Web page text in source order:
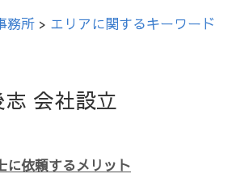
務所 > エリアに関するキーワード
志 会社設立
に依頼するメリット